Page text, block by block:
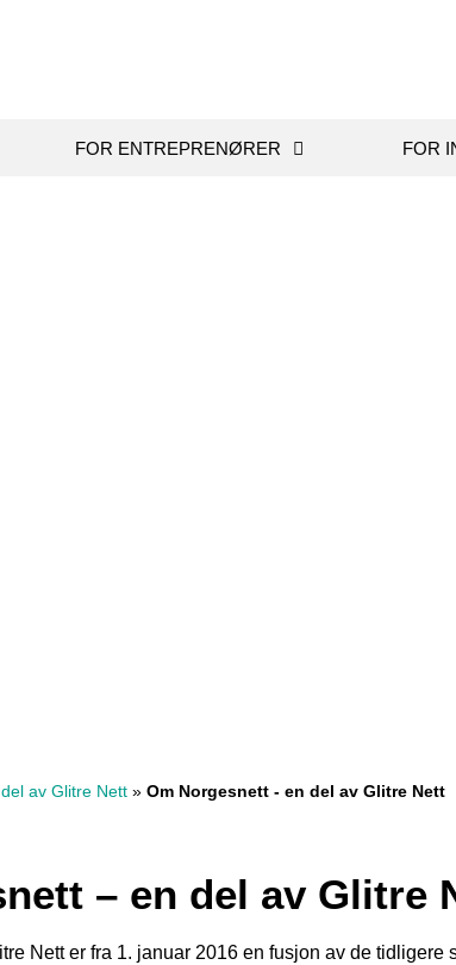
FOR ENTREPRENØRER FOR
av Glitre Nett » Om Norgesnett - en del av Glitre Nett
– en del av Glitre
Nett er fra 1. januar 2016 en fusjon av de